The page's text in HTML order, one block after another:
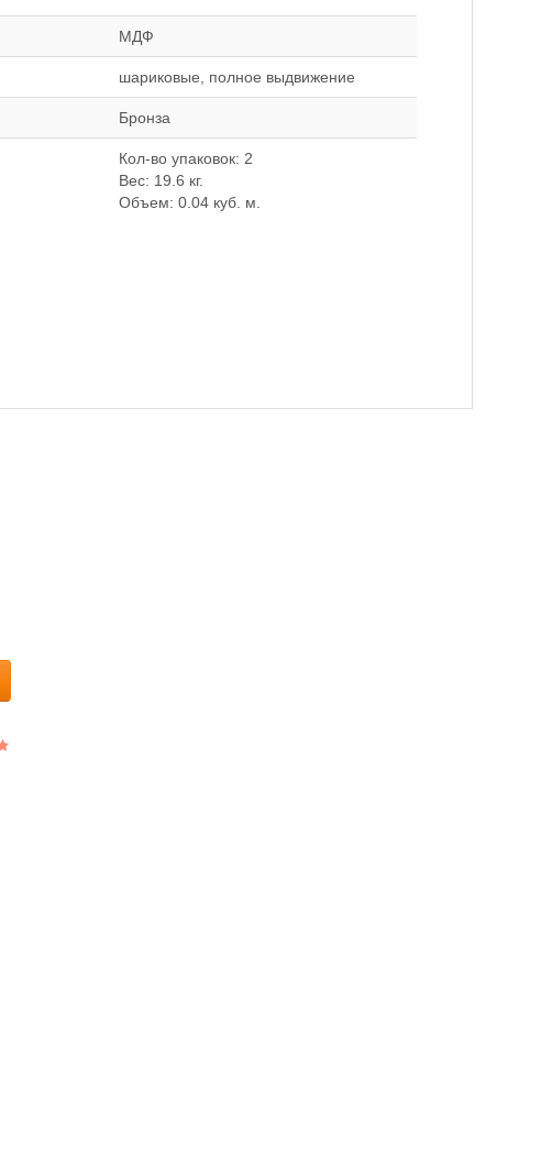
МДФ
шариковые, полное выдвижение
Бронза
Кол-во упаковок: 2
Вес: 19.6 кг.
Объем: 0.04 куб. м.